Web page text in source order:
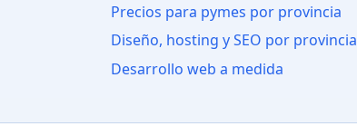
Precios para pymes por provincia
Diseño, hosting y SEO por provincia
Desarrollo web a medida